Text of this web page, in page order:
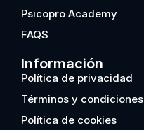
Psicopro Academy
FAQS
Información
Política de privacidad
Términos y condiciones
Política de cookies